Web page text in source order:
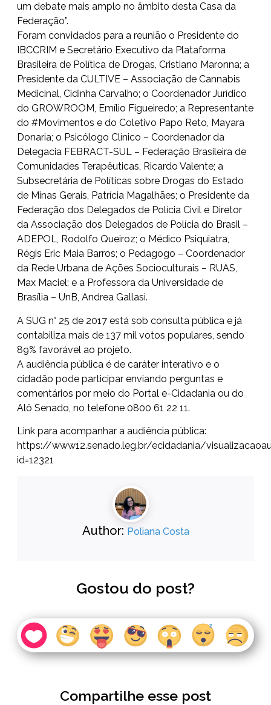
um debate mais amplo no âmbito desta Casa da
Federação”.
Foram convidados para a reunião o Presidente do
IBCCRIM e Secretário Executivo da Plataforma
Brasileira de Política de Drogas, Cristiano Maronna; a
Presidente da CULTIVE – Associação de Cannabis
Medicinal, Cidinha Carvalho; o Coordenador Jurídico
do GROWROOM, Emílio Figueiredo; a Representante
do #Movimentos e do Coletivo Papo Reto, Mayara
Donaria; o Psicólogo Clínico – Coordenador da
Delegacia FEBRACT-SUL – Federação Brasileira de
Comunidades Terapêuticas, Ricardo Valente; a
Subsecretária de Políticas sobre Drogas do Estado
de Minas Gerais, Patrícia Magalhães; o Presidente da
Federação dos Delegados de Polícia Civil e Diretor
da Associação dos Delegados de Polícia do Brasil –
ADEPOL, Rodolfo Queiroz; o Médico Psiquiatra,
Régis Eric Maia Barros; o Pedagogo – Coordenador
da Rede Urbana de Ações Socioculturais – RUAS,
Max Maciel; e a Professora da Universidade de
Brasília – UnB, Andrea Gallasi.
A SUG n° 25 de 2017 está sob consulta pública e já
contabiliza mais de 137 mil votos populares, sendo
89% favorável ao projeto.
A audiência pública é de caráter interativo e o
cidadão pode participar enviando perguntas e
comentários por meio do Portal e-Cidadania ou do
Alô Senado, no telefone 0800 61 22 11.
Link para acompanhar a audiência pública:
https://www12.senado.leg.br/ecidadania/
id=12321
Author: Poliana Costa
Gostou do post?
Compartilhe esse post